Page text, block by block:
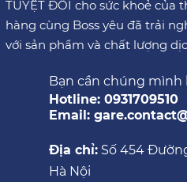
TUYỆT ĐỐI cho sức khoẻ của
hàng cùng Boss yêu đã trải
với sản phẩm và chất lượng
Bạn cần chúng mình
Hotline: 0931709510
Email:
Địa chỉ: Số 454
Hà Nội